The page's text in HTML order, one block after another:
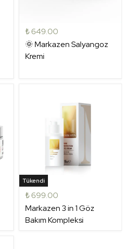
₺ 649.00
🌞 Markazen Salyangoz
Kremi
Tükendi
₺ 699.00
Markazen 3 in 1 Göz
Bakım Kompleksi